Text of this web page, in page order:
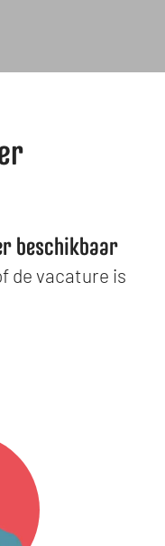
beschikbaar
de vacature is